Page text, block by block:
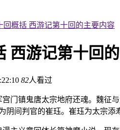
回概括 西游记第十回的主要内容
西游记第十回
82人看过
门镇鬼唐太宗地府还魂。魏征
阴间判官的崔珏。崔珏为太宗